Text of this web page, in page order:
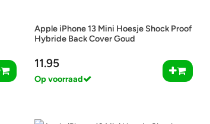
Apple iPhone 13 Mini Hoesje Shock Proof
Hybride Back Cover Goud
11.95
Op voorraad